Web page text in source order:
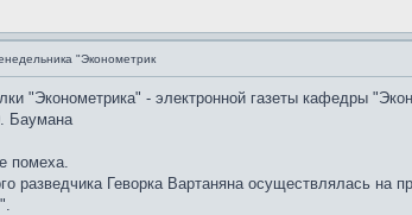
"Эконометрик
"Эконометрика" - электронной газеты кафедры
Баумана
помеха.
разведчика Геворка Вартаняна осуществлялась